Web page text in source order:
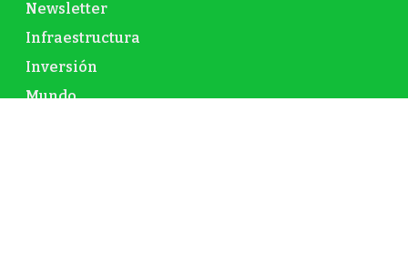
Newsletter
Infraestructura
Inversión
Mundo